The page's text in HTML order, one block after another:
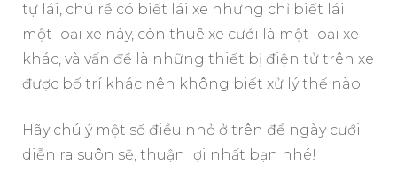
tự lái, chú rể có biết lái xe nhưng chỉ biết lái
một loại xe này, còn thuê xe cưới là một loại xe
khác, và vấn đề là những thiết bị điện tử trên xe
được bố trí khác nên không biết xử lý thế nào.
Hãy chú ý một số điều nhỏ ở trên để ngày cưới
diễn ra suôn sẽ, thuận lợi nhất bạn nhé!